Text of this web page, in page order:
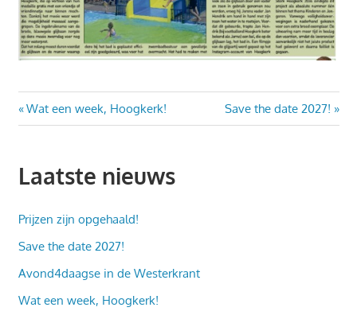
Bericht
Vorig
bericht:
Wat een week, Hoogkerk!
Volgend
bericht:
Save the date 2027!
Laatste nieuws
Prijzen zijn opgehaald!
Save the date 2027!
Avond4daagse in de Westerkrant
Wat een week, Hoogkerk!